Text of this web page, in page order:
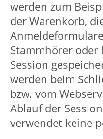
Die Website mit der
Online-
Wege der
von der Firma Kufer
Konzeption,
Mühldorf a. Inn gehostet.
Speicherung und
personenbezogener
findet dort über das in
dargestellte Maß hinaus
Sofern auf das
VHS Lippstadt zugegriffen
kurzzeitig auf dem